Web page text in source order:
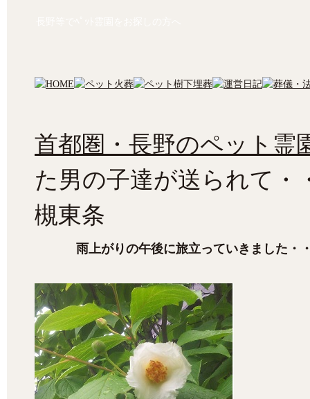
首都圏・長野のペット霊
た男の子達が送られて
槻東条
雨上がりの午後に旅立っていきました・